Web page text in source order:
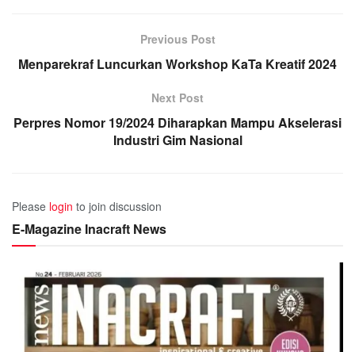
Previous Post
Menparekraf Luncurkan Workshop KaTa Kreatif 2024
Next Post
Perpres Nomor 19/2024 Diharapkan Mampu Akselerasi
Industri Gim Nasional
Please login to join discussion
E-Magazine Inacraft News